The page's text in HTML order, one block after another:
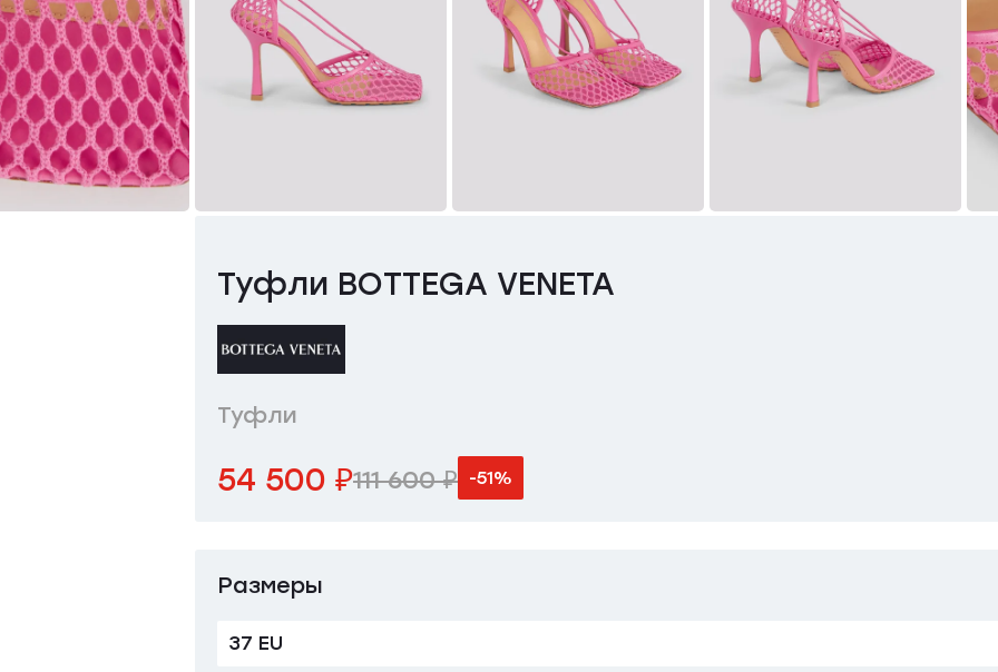
Туфли BOTTEGA VENETA
Туфли
54 500 ₽111 600 ₽ -51%
Размеры
37 EU